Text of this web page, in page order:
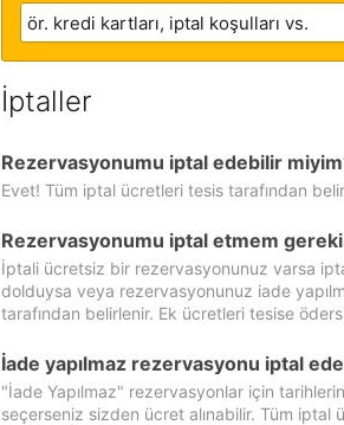
İptaller
Rezervasyonumu iptal edebilir
Evet! Tüm iptal ücretleri tesis tarafından
Rezervasyonumu iptal etmem
İptali ücretsiz bir rezervasyonunuz varsa
dolduysa veya rezervasyonunuz iade
tarafından belirlenir. Ek ücretleri tesise
İade yapılmaz rezervasyonu iptal
"İade Yapılmaz" rezervasyonlar için
seçerseniz sizden ücret alınabilir. Tüm iptal